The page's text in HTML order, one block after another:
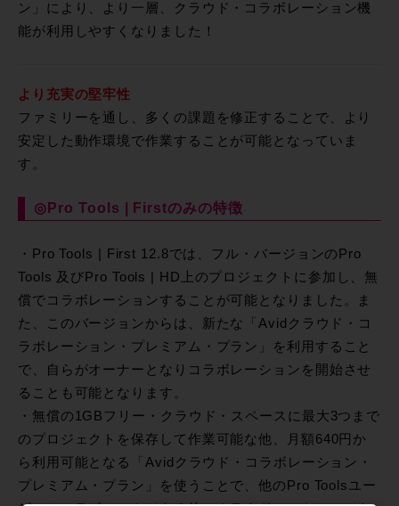
ン」により、より一層、クラウド・コラボレーション機
能が利用しやすくなりました！
より充実の堅牢性
ファミリーを通し、多くの課題を修正することで、より
安定した動作環境で作業することが可能となっていま
す。
◎Pro Tools | Firstのみの特徴
・Pro Tools | First 12.8では、フル・バージョンのPro
Tools 及びPro Tools | HD上のプロジェクトに参加し、無
償でコラボレーションすることが可能となりました。ま
た、このバージョンからは、新たな「Avidクラウド・コ
ラボレーション・プレミアム・プラン」を利用すること
で、自らがオーナーとなりコラボレーションを開始させ
ることも可能となります。
・無償の1GBフリー・クラウド・スペースに最大3つまで
のプロジェクトを保存して作業可能な他、月額640円か
ら利用可能となる「Avidクラウド・コラボレーション・
プレミアム・プラン」を使うことで、他のPro Toolsユー